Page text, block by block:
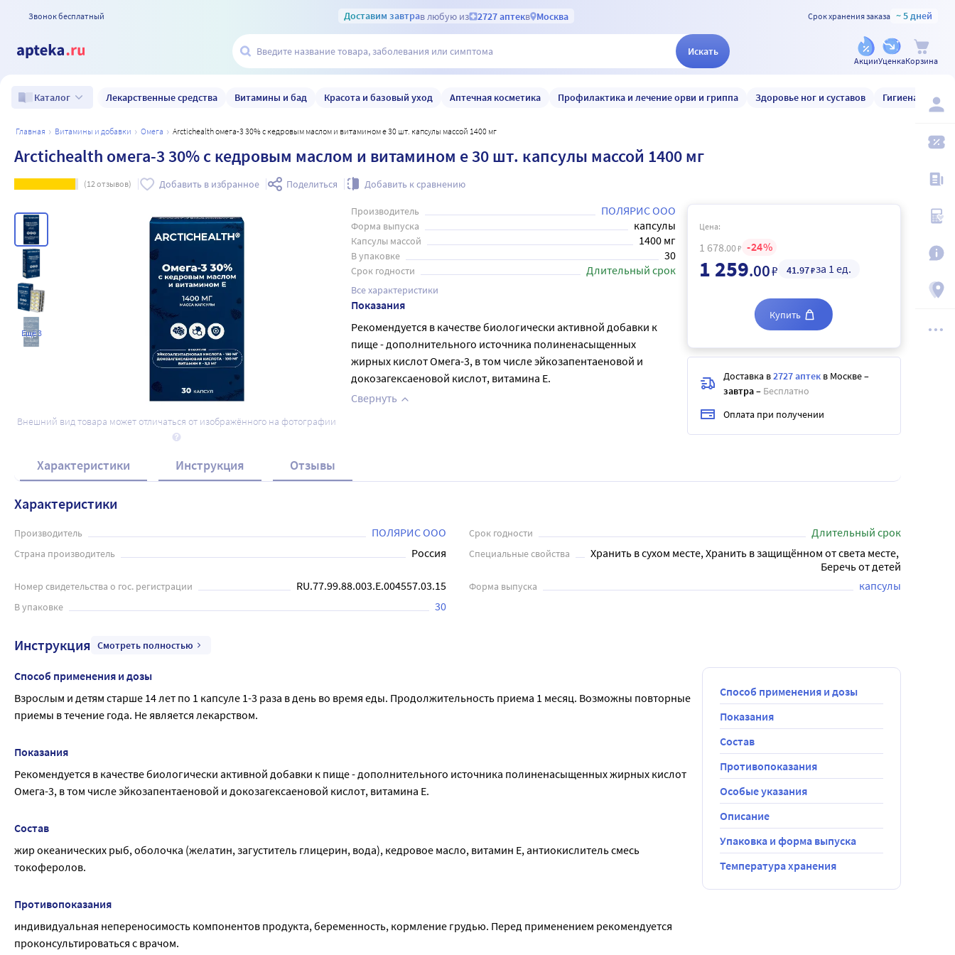
Звонок бесплатный Доставим завтрав любую из 2727 аптекв Москва Срок хранения заказа ~ 5 дней
Искать
АкцииУценкаКорзина
Каталог Лекарственные средства Витамины и бад Красота и базовый уход Аптечная косметика Профилактика и лечение орви и гриппа Здоровье ног и суставов Гигиена и уход
главная витамины и добавки омега Arctichealth омега-3 30% с кедровым маслом и витамином е 30 шт. капсулы массой 1400 мг
Arctichealth омега-3 30% с кедровым маслом и витамином е 30 шт. капсулы массой 1400 мг
(12отзывов) Добавить в избранное Поделиться Добавить к сравнению
Ещё 3
Внешний вид товара может отличаться от изображённого на фотографии
Производитель ПОЛЯРИС ООО
Форма выпуска капсулы
Капсулы массой 1400 мг
В упаковке 30
Срок годности Длительный срок
Все характеристики
Показания
Рекомендуется в качестве биологически активной добавки к
пище - дополнительного источника полиненасыщенных
жирных кислот Омега-3, в том числе эйкозапентаеновой и
докозагексаеновой кислот, витамина Е.
Свернуть
Цена:
1 678.00₽ 24
1 259.00₽ 41.97₽за 1 ед.
Купить
Доставка в2727 аптек в Москве–
завтра– Бесплатно
Оплата при получении
Характеристики Инструкция Отзывы
Характеристики
Производитель ПОЛЯРИС ООО Срок годности Длительный срок
Страна производитель Россия Специальные свойства
Хранить в сухом месте, Хранить в защищённом от света месте,
Беречь от детей
Номер свидетельства о гос. регистрации RU.77.99.88.003.Е.004557.03.15 Форма выпуска капсулы
В упаковке 30
Инструкция Смотреть полностью
Способ применения и дозы
Взрослым и детям старше 14 лет по 1 капсуле 1-3 раза в день во время еды. Продолжительность приема 1 месяц. Возможны повторные
приемы в течение года. Не является лекарством.
Показания
Рекомендуется в качестве биологически активной добавки к пище - дополнительного источника полиненасыщенных жирных кислот
Омега-3, в том числе эйкозапентаеновой и докозагексаеновой кислот, витамина Е.
Состав
жир океанических рыб, оболочка (желатин, загуститель глицерин, вода), кедровое масло, витамин Е, антиокислитель смесь
токоферолов.
Противопоказания
индивидуальная непереносимость компонентов продукта, беременность, кормление грудью. Перед применением рекомендуется
проконсультироваться с врачом.
Способ применения и дозы
Показания
Состав
Противопоказания
Особые указания
Описание
Упаковка и форма выпуска
Температура хранения